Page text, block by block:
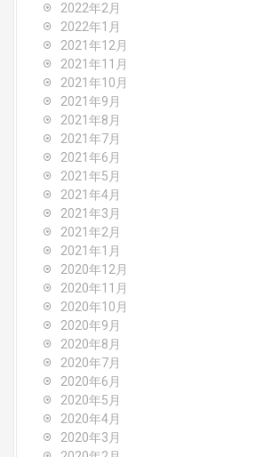
2022年2月
2022年1月
2021年12月
2021年11月
2021年10月
2021年9月
2021年8月
2021年7月
2021年6月
2021年5月
2021年4月
2021年3月
2021年2月
2021年1月
2020年12月
2020年11月
2020年10月
2020年9月
2020年8月
2020年7月
2020年6月
2020年5月
2020年4月
2020年3月